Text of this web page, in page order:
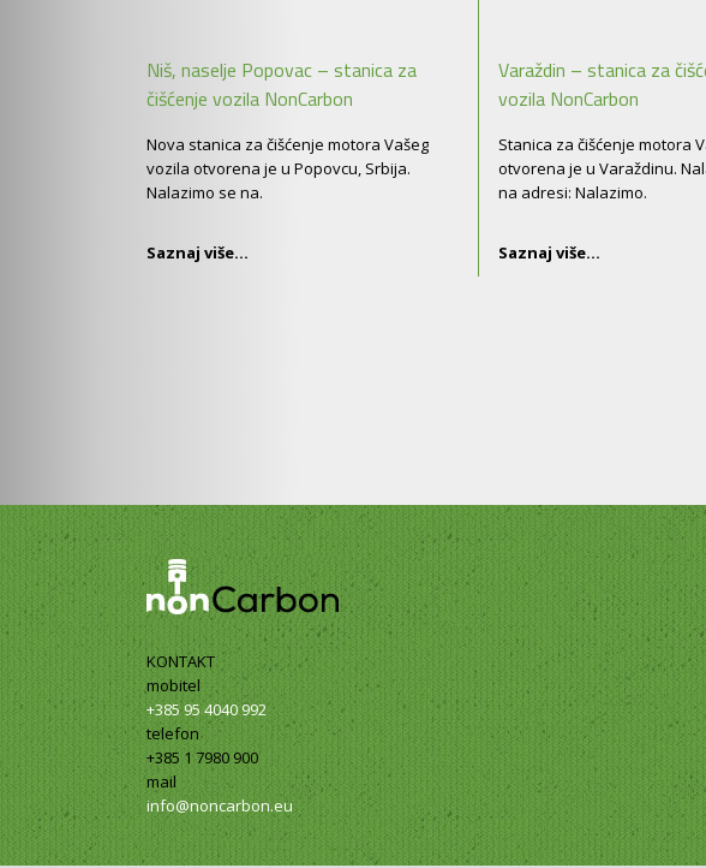
Niš, naselje Popovac – stanica za
čišćenje vozila NonCarbon
Nova stanica za čišćenje motora Vašeg
vozila otvorena je u Popovcu, Srbija.
Nalazimo se na.
Saznaj više...
Varaždin – stanica za
vozila NonCarbon
Stanica za čišćenje motora
otvorena je u Varaždinu.
na adresi: Nalazimo.
Saznaj više...
KONTAKT
mobitel
+385 95 4040 992
telefon
+385 1 7980 900
mail
info@noncarbon.eu